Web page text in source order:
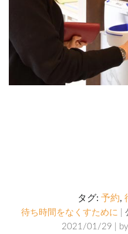
タグ: 予約,
待ち時間をなくすために |
2021/01/29 | by